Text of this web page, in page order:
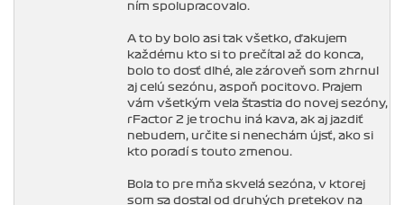
ním spolupracovalo.
A to by bolo asi tak všetko, ďakujem
každému kto si to prečítal až do konca,
bolo to dosť dlhé, ale zároveň som zhrnul
aj celú sezónu, aspoň pocitovo. Prajem
vám všetkým vela šťastia do novej sezóny,
rFactor 2 je trochu iná kava, ak aj jazdiť
nebudem, určite si nenechám újsť, ako si
kto poradí s touto zmenou.
Bola to pre mňa skvelá sezóna, v ktorej
som sa dostal od druhých pretekov na